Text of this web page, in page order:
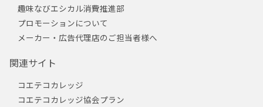
趣味なびエシカル消費推進部
プロモーションについて
メーカー・広告代理店のご担当者様へ
関連サイト
コエテコカレッジ
コエテコカレッジ協会プラン